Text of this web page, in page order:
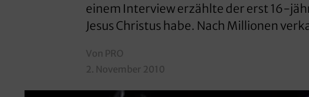
einem Interview erzählte der erst 16-
Jesus Christus habe. Nach Millionen
Von PRO
2. November 2010